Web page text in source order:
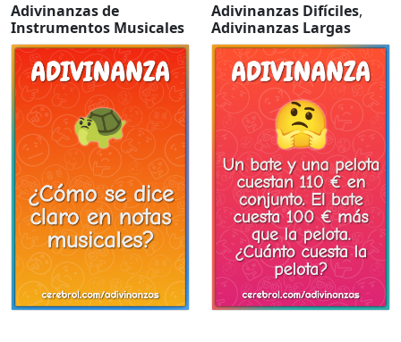
Adivinanzas de
Instrumentos Musicales
Adivinanzas Difíciles,
Adivinanzas Largas